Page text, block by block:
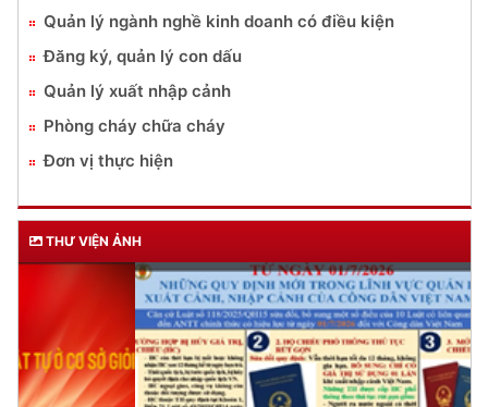
Quản lý ngành nghề kinh doanh có điều kiện
Đăng ký, quản lý con dấu
Quản lý xuất nhập cảnh
Phòng cháy chữa cháy
Đơn vị thực hiện
THƯ VIỆN ẢNH